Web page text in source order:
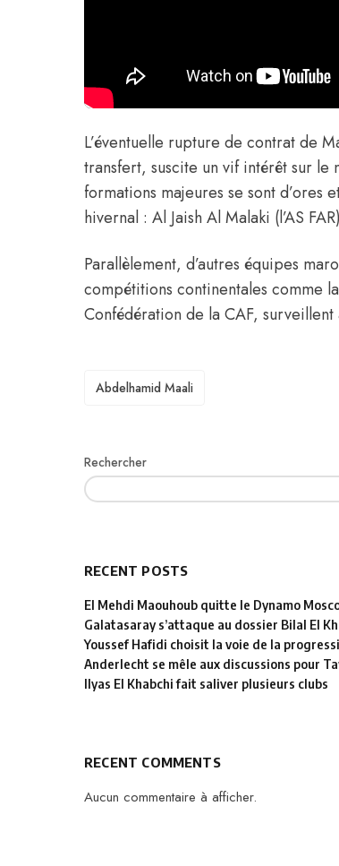
L’éventuelle rupture de contrat de
transfert, suscite un vif intérêt sur le
formations majeures se sont d’ores
hivernal : Al Jaish Al Malaki (l’AS
Parallèlement, d’autres équipes
compétitions continentales comme
Confédération de la CAF,
TAGS
Abdelhamid Maali
Rechercher
RECENT POSTS
El Mehdi Maouhoub quitte le Dynamo
Galatasaray s’attaque au dossier Bilal El
Youssef Hafidi choisit la voie de la
Anderlecht se mêle aux discussions pour
Ilyas El Khabchi fait saliver plusieurs clubs
RECENT COMMENTS
Aucun commentaire à afficher.